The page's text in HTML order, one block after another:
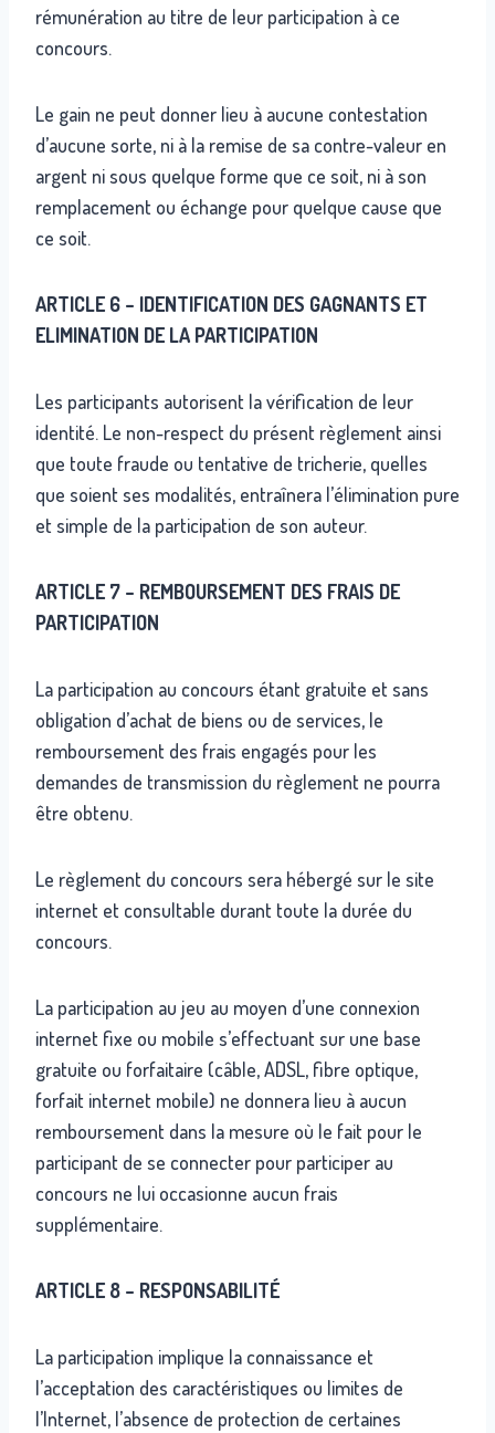
rémunération au titre de leur participation à ce
concours.
Le gain ne peut donner lieu à aucune contestation
d’aucune sorte, ni à la remise de sa contre-valeur en
argent ni sous quelque forme que ce soit, ni à son
remplacement ou échange pour quelque cause que
ce soit.
ARTICLE 6 – IDENTIFICATION DES GAGNANTS ET
ELIMINATION DE LA PARTICIPATION
Les participants autorisent la vérification de leur
identité. Le non-respect du présent règlement ainsi
que toute fraude ou tentative de tricherie, quelles
que soient ses modalités, entraînera l’élimination pure
et simple de la participation de son auteur.
ARTICLE 7 – REMBOURSEMENT DES FRAIS DE
PARTICIPATION
La participation au concours étant gratuite et sans
obligation d’achat de biens ou de services, le
remboursement des frais engagés pour les
demandes de transmission du règlement ne pourra
être obtenu.
Le règlement du concours sera hébergé sur le site
internet et consultable durant toute la durée du
concours.
La participation au jeu au moyen d’une connexion
internet fixe ou mobile s’effectuant sur une base
gratuite ou forfaitaire (câble, ADSL, fibre optique,
forfait internet mobile) ne donnera lieu à aucun
remboursement dans la mesure où le fait pour le
participant de se connecter pour participer au
concours ne lui occasionne aucun frais
supplémentaire.
ARTICLE 8 – RESPONSABILITÉ
La participation implique la connaissance et
l’acceptation des caractéristiques ou limites de
l’Internet, l’absence de protection de certaines